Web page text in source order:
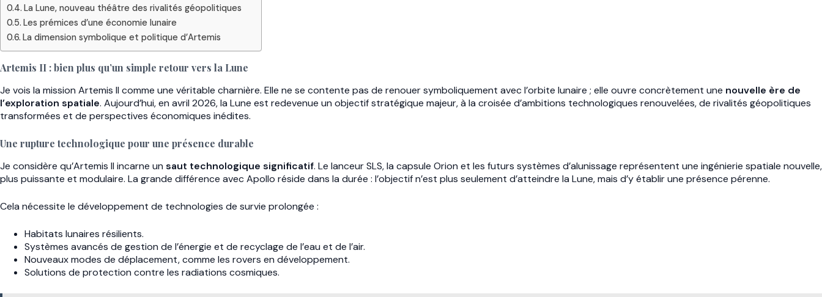
La Lune, nouveau théâtre des rivalités géopolitiques
Les prémices d’une économie lunaire
La dimension symbolique et politique d’Artemis
Artemis II : bien plus qu’un simple retour vers la Lune
Je vois la mission Artemis II comme une véritable charnière. Elle ne se contente pas de renouer symboliquement avec l’orbite lunaire ; elle ouvre concrètement une nouvelle ère de
l’exploration spatiale. Aujourd’hui, en avril 2026, la Lune est redevenue un objectif stratégique majeur, à la croisée d’ambitions technologiques renouvelées, de rivalités géopolitiques
transformées et de perspectives économiques inédites.
Une rupture technologique pour une présence durable
Je considère qu’Artemis II incarne un saut technologique significatif. Le lanceur SLS, la capsule Orion et les futurs systèmes d’alunissage représentent une ingénierie spatiale nouvelle,
plus puissante et modulaire. La grande différence avec Apollo réside dans la durée : l’objectif n’est plus seulement d’atteindre la Lune, mais d’y établir une présence pérenne.
Cela nécessite le développement de technologies de survie prolongée :
Habitats lunaires résilients.
Systèmes avancés de gestion de l’énergie et de recyclage de l’eau et de l’air.
Nouveaux modes de déplacement, comme les rovers en développement.
Solutions de protection contre les radiations cosmiques.